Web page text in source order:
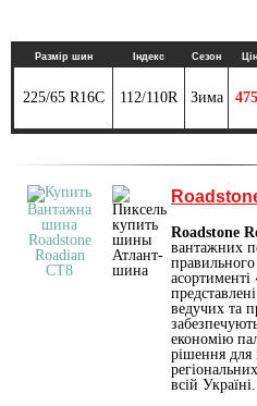
Размір шин Індекс Сезон
225/65 R16C 112/110R Зима
Roadstone
вантажних
ведучих та
економію
рішення для
всій Україні.